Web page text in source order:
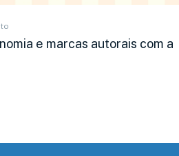
e marcas autorais com a